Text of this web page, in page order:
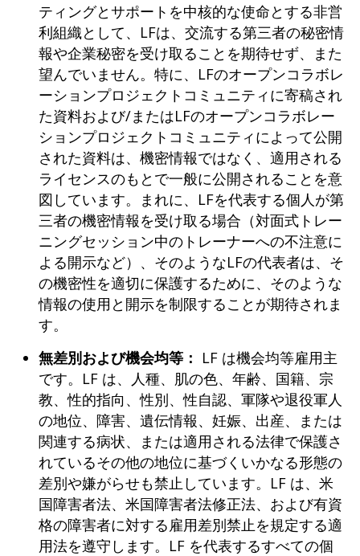
ティングとサポートを中核的な使命とする非営
利組織として、LFは、交流する第三者の秘密情
報や企業秘密を受け取ることを期待せず、また
望んでいません。特に、LFのオープンコラボレ
ーションプロジェクトコミュニティに寄稿され
た資料および/またはLFのオープンコラボレー
ションプロジェクトコミュニティによって公開
された資料は、機密情報ではなく、適用される
ライセンスのもとで一般に公開されることを意
図しています。まれに、LFを代表する個人が第
三者の機密情報を受け取る場合（対面式トレー
ニングセッション中のトレーナーへの不注意に
よる開示など）、そのようなLFの代表者は、そ
の機密性を適切に保護するために、そのような
情報の使用と開示を制限することが期待されま
す。
無差別および機会均等： LF は機会均等雇用主
です。LF は、人種、肌の色、年齢、国籍、宗
教、性的指向、性別、性自認、軍隊や退役軍人
の地位、障害、遺伝情報、妊娠、出産、または
関連する病状、または適用される法律で保護さ
れているその他の地位に基づくいかなる形態の
差別や嫌がらせも禁止しています。LF は、米
国障害者法、米国障害者法修正法、および有資
格の障害者に対する雇用差別禁止を規定する適
用法を遵守します。LF を代表するすべての個